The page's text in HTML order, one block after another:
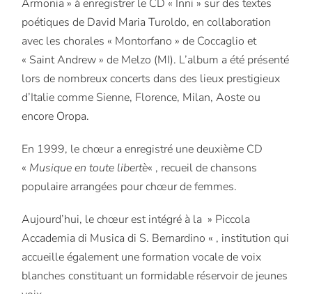
Armonia » à enregistrer le CD « Inni » sur des textes
poétiques de David Maria Turoldo, en collaboration
avec les chorales « Montorfano » de Coccaglio et
« Saint Andrew » de Melzo (MI). L’album a été présenté
lors de nombreux concerts dans des lieux prestigieux
d’Italie comme Sienne, Florence, Milan, Aoste ou
encore Oropa.
En 1999, le chœur a enregistré une deuxième CD
« Musique en toute libertè« , recueil de chansons
populaire arrangées pour chœur de femmes.
Aujourd’hui, le chœur est intégré à la » Piccola
Accademia di Musica di S. Bernardino « , institution qui
accueille également une formation vocale de voix
blanches constituant un formidable réservoir de jeunes